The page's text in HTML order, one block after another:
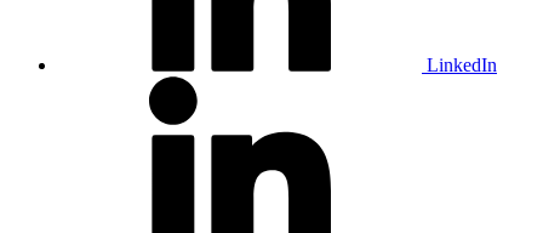
LinkedIn